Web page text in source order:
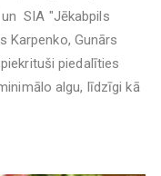
SIA "Jēkabpils
Karpenko, Gunārs
piedalīties
algu, līdzīgi kā